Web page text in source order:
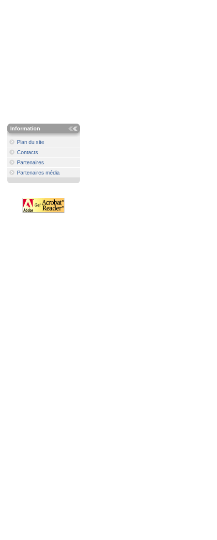
Information
Plan du site
Contacts
Partenaires
Partenaires média